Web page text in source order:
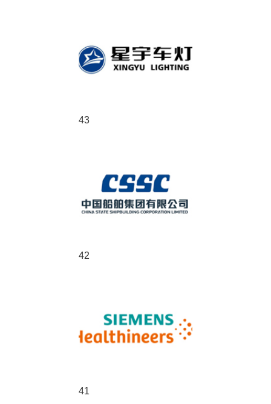
43
42
41